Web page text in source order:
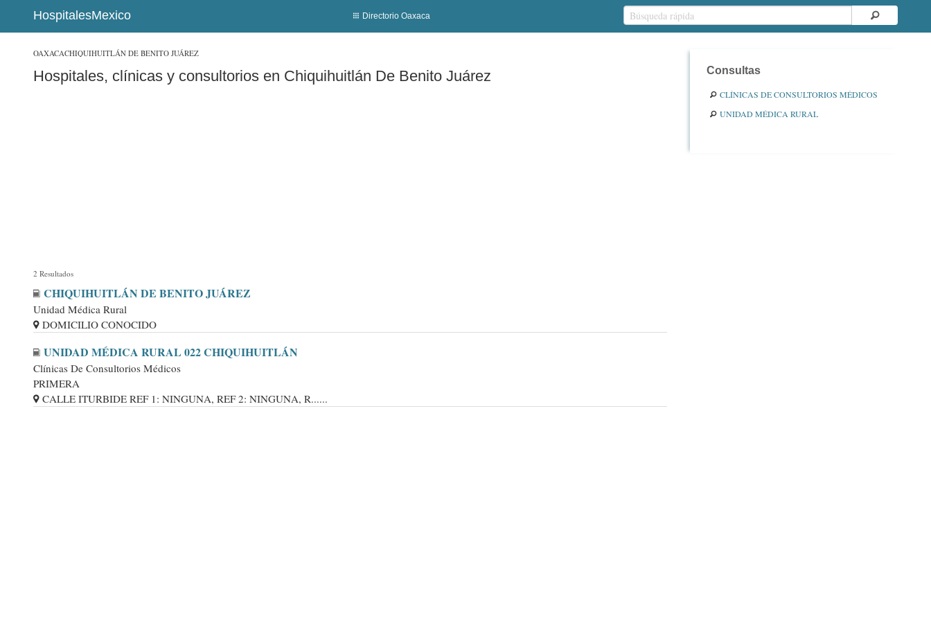
HospitalesMexico Directorio Oaxaca
OAXACACHIQUIHUITLÁN DE BENITO JUÁREZ
Hospitales, clínicas y consultorios en Chiquihuitlán De Benito Juárez
2 Resultados
CHIQUIHUITLÁN DE BENITO JUÁREZ
Unidad Médica Rural
DOMICILIO CONOCIDO
UNIDAD MÉDICA RURAL 022 CHIQUIHUITLÁN
Clínicas De Consultorios Médicos
PRIMERA
CALLE ITURBIDE REF 1: NINGUNA, REF 2: NINGUNA, R......
Consultas
CLÍNICAS DE CONSULTORIOS MÉDICOS
UNIDAD MÉDICA RURAL